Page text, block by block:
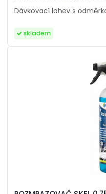
Dávkovací lahev s
skladem